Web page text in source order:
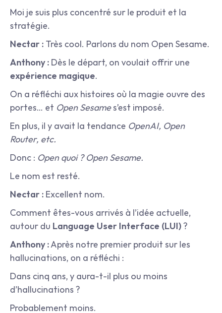
Moi je suis plus concentré sur le produit et la
stratégie.
Nectar : Très cool. Parlons du nom Open Sesame.
Anthony :
expérience magique.
On a réfléchi aux histoires où la magie ouvre des
portes… et Open Sesame s’est imposé.
En plus, il y avait la tendance OpenAI, Open
Router, etc.
Donc : Open quoi ? Open Sesame.
Le nom est resté.
Nectar : Excellent nom.
Comment êtes-vous arrivés à l’idée actuelle,
autour du Language User Interface (LUI) ?
Anthony : Après notre premier produit sur les
hallucinations, on a réfléchi :
Dans cinq ans, y aura-t-il plus ou moins
d’hallucinations ?
Probablement moins.